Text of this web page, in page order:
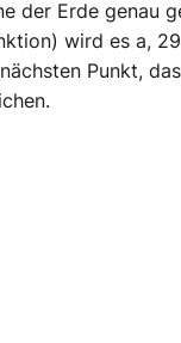
der Erde genau
wird es a,
Punkt,